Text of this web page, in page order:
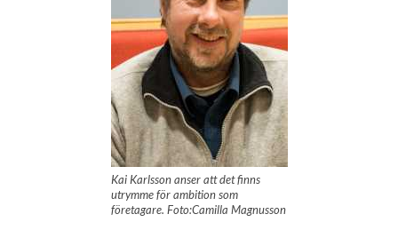
Kai Karlsson anser att det finns
utrymme för ambition som
företagare. Foto:Camilla Magnusson